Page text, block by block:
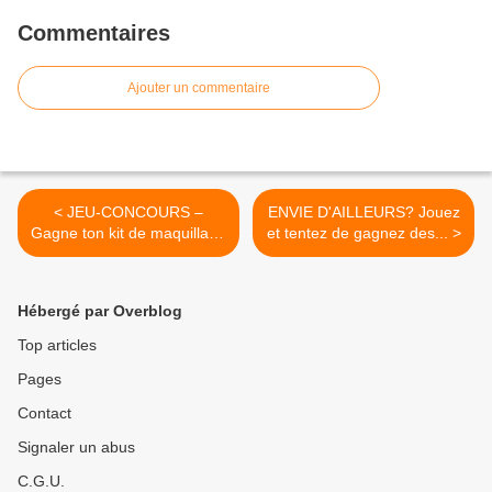
Commentaires
Ajouter un commentaire
< JEU-CONCOURS –
Gagne ton kit de maquillage
bon...
ENVIE D'AILLEURS? Jouez
et tentez de gagnez des... >
Hébergé par Overblog
Top articles
Pages
Contact
Signaler un abus
C.G.U.